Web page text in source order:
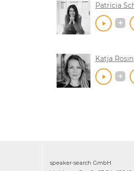
Patricia
Katja Rosin
speaker-search GmbH